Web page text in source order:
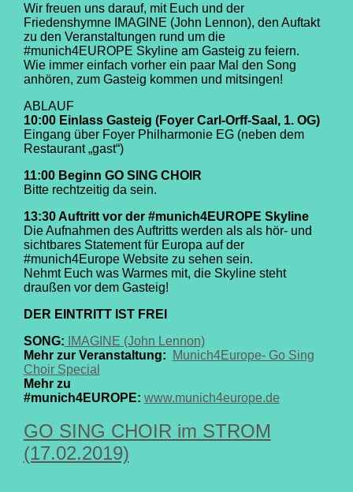
Wir freuen uns darauf, mit Euch und der
Friedenshymne IMAGINE (John Lennon), den Auftakt
zu den Veranstaltungen rund um die
#munich4EUROPE Skyline am Gasteig zu feiern.
Wie immer einfach vorher ein paar Mal den Song
anhören, zum Gasteig kommen und mitsingen!
ABLAUF
10:00 Einlass Gasteig (Foyer Carl-Orff-Saal, 1. OG)
Eingang über Foyer Philharmonie EG (neben dem
Restaurant „gast“)
11:00 Beginn GO SING CHOIR
Bitte rechtzeitig da sein.
13:30 Auftritt vor der #munich4EUROPE Skyline
Die Aufnahmen des Auftritts werden als als hör- und
sichtbares Statement für Europa auf der
#munich4Europe Website zu sehen sein.
Nehmt Euch was Warmes mit, die Skyline steht
draußen vor dem Gasteig!
DER EINTRITT IST FREI
SONG: IMAGINE (John Lennon)
Mehr zur Veranstaltung:
Munich4Europe- Go Sing
Choir Special
Mehr zu
#munich4EUROPE: www.munich4europe.de
GO SING CHOIR im STROM
(17.02.2019)